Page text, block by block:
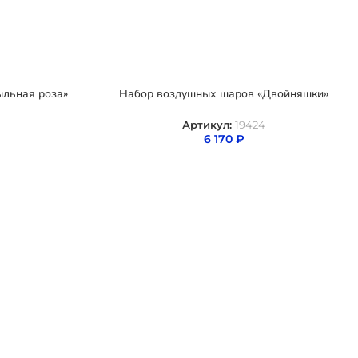
роза» Набор воздушных шаров «Двойняшки»
Артикул: 19424
6 170 ₽